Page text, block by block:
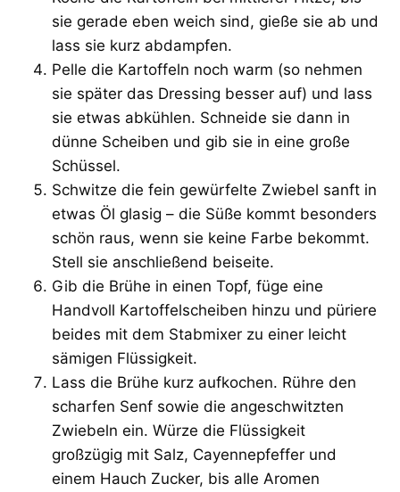
sie gerade eben weich sind, gieße sie ab und
lass sie kurz abdampfen.
Pelle die Kartoffeln noch warm (so nehmen
sie später das Dressing besser auf) und lass
sie etwas abkühlen. Schneide sie dann in
dünne Scheiben und gib sie in eine große
Schüssel.
Schwitze die fein gewürfelte Zwiebel sanft in
etwas Öl glasig – die Süße kommt besonders
schön raus, wenn sie keine Farbe bekommt.
Stell sie anschließend beiseite.
Gib die Brühe in einen Topf, füge eine
Handvoll Kartoffelscheiben hinzu und püriere
beides mit dem Stabmixer zu einer leicht
sämigen Flüssigkeit.
Lass die Brühe kurz aufkochen. Rühre den
scharfen Senf sowie die angeschwitzten
Zwiebeln ein. Würze die Flüssigkeit
großzügig mit Salz, Cayennepfeffer und
einem Hauch Zucker, bis alle Aromen